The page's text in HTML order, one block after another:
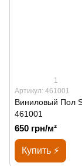
1
Артикул: 461001
Виниловый Пол
461001
650 грн/м²
Купить ⚡